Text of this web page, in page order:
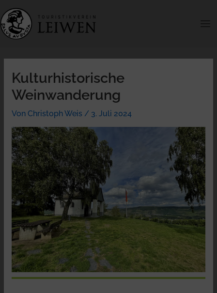
Zum
Inhalt
springen
Kulturhistorische
Weinwanderung
Von Christoph Weis / 3. Juli 2024